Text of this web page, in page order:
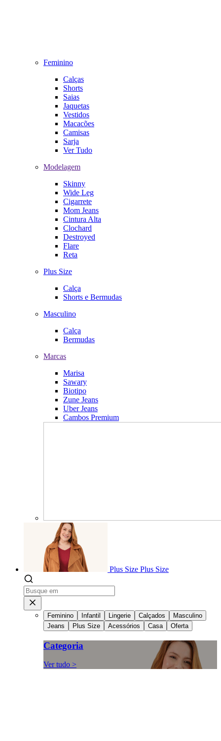
Feminino
Calças
Shorts
Saias
Jaquetas
Vestidos
Macacões
Camisas
Sarja
Ver Tudo
Modelagem
Skinny
Wide Leg
Cigarrete
Mom Jeans
Cintura Alta
Clochard
Destroyed
Flare
Reta
Plus Size
Calça
Shorts e Bermudas
Masculino
Calça
Bermudas
Marcas
Marisa
Sawary
Biotipo
Zune Jeans
Uber Jeans
Cambos Premium
Plus Size Plus Size
Feminino Infantil Lingerie Calçados
Masculino
Jeans
Plus Size Acessórios Casa Oferta
Categoria
Ver tudo >